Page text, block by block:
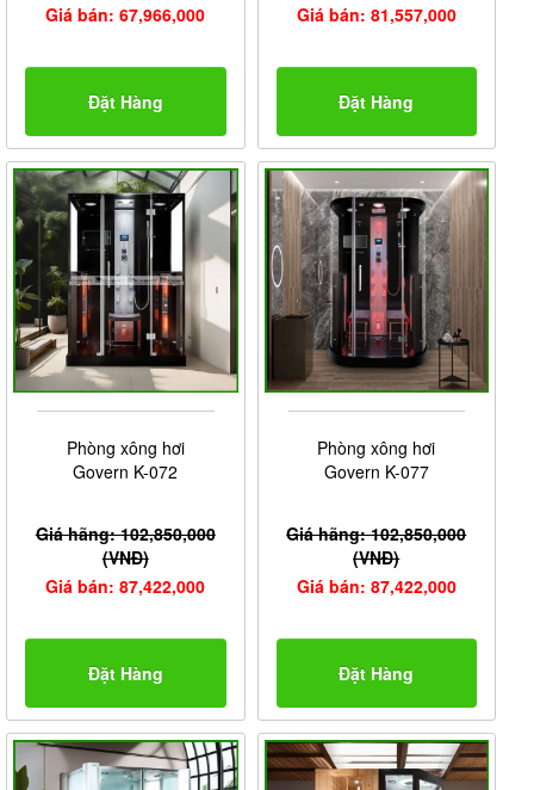
Giá bán: 67,966,000
Đặt Hàng
Giá bán: 81,557,000
Đặt Hàng
Phòng xông hơi
Govern K-072
Giá hãng: 102,850,000
(VNĐ)
Giá bán: 87,422,000
Đặt Hàng
Phòng xông hơi
Govern K-077
Giá hãng: 102,850,000
(VNĐ)
Giá bán: 87,422,000
Đặt Hàng